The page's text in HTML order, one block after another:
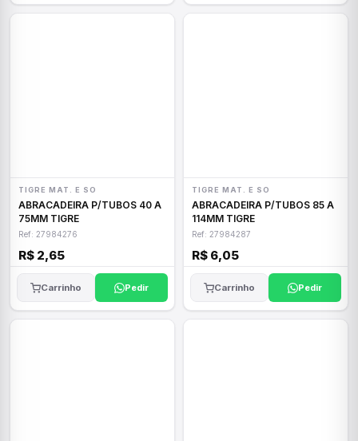
TIGRE MAT. E SO
ABRACADEIRA P/TUBOS 40 A
75MM TIGRE
Ref: 27984276
R$ 2,65
Carrinho Pedir
TIGRE MAT. E SO
ABRACADEIRA P/TUBOS 85 A
114MM TIGRE
Ref: 27984287
R$ 6,05
Carrinho Pedir